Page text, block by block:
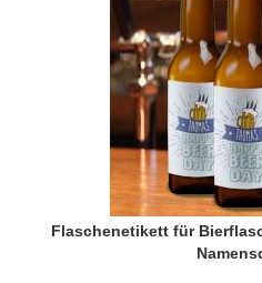
Flaschenetikett für